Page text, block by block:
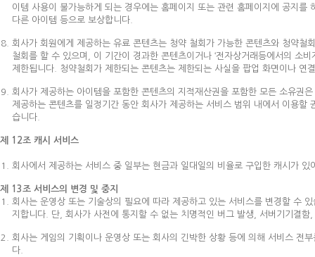
이템 사용이 불가능하게 되는 경우에는 홈페이지 또는 관련 홈페이지에 공지
다른 아이템 등으로 보상합니다.
회사가 회원에게 제공하는 유료 콘텐츠는 청약 철회가 가능한 콘텐츠와 청약
철회를 할 수 있으며, 이 기간이 경과한 콘텐츠이거나 ‘전자상거래등에서의 소
제한됩니다. 청약철회가 제한되는 콘텐츠는 제한되는 사실을 팝업 화면이나 연
회사가 제공하는 아이템을 포함한 콘텐츠의 지적재산권을 포함한 모든 소유권
제공하는 콘텐츠를 일정기간 동안 회사가 제공하는 서비스 범위 내에서 이용
습니다.
제 12조 캐시 서비스
회사에서 제공하는 서비스 중 일부는 현금과 일대일의 비율로 구입한 캐시가
제 13조 서비스의 변경 및 중지
회사는 운영상 또는 기술상의 필요에 따라 제공하고 있는 서비스를 변경할 수
지합니다. 단, 회사가 사전에 통지할 수 없는 치명적인 버그 발생, 서버기기결
회사는 게임의 기획이나 운영상 또는 회사의 긴박한 상황 등에 의해 서비스 전
다.